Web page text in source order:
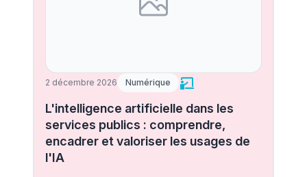
2 décembre 2026 Numérique
L'intelligence artificielle dans les
services publics : comprendre,
encadrer et valoriser les usages de
l'IA